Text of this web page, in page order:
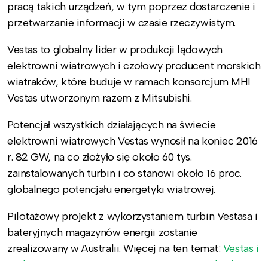
pracą takich urządzeń, w tym poprzez dostarczenie i
przetwarzanie informacji w czasie rzeczywistym.
Vestas to globalny lider w produkcji lądowych
elektrowni wiatrowych i czołowy producent morskich
wiatraków, które buduje w ramach konsorcjum MHI
Vestas utworzonym razem z Mitsubishi.
Potencjał wszystkich działających na świecie
elektrowni wiatrowych Vestas wynosił na koniec 2016
r. 82 GW, na co złożyło się około 60 tys.
zainstalowanych turbin i co stanowi około 16 proc.
globalnego potencjału energetyki wiatrowej.
Pilotażowy projekt z wykorzystaniem turbin Vestasa i
bateryjnych magazynów energii zostanie
zrealizowany w Australii. Więcej na ten temat: Vestas i